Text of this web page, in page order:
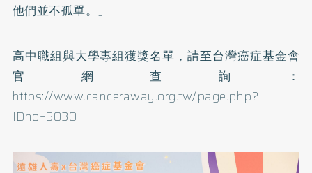
他們並不孤單。」
高中職組與大學專組獲獎名單，請至台灣癌症基金會
官網查詢：
https://www.canceraway.org.tw/page.php?
IDno=5030